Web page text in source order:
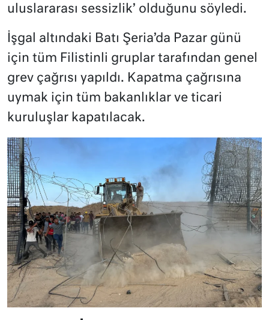
uluslararası sessizlik’ olduğunu söyledi.
İşgal altındaki Batı Şeria’da Pazar günü
için tüm Filistinli gruplar tarafından genel
grev çağrısı yapıldı. Kapatma çağrısına
uymak için tüm bakanlıklar ve ticari
kuruluşlar kapatılacak.